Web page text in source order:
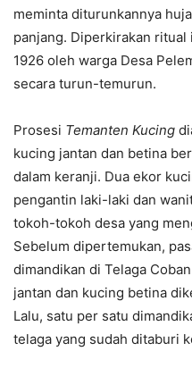
meminta diturunkannya
panjang. Diperkirakan
1926 oleh warga Desa
secara turun-temurun.
Prosesi Temanten Kucing
kucing jantan dan betina
dalam keranji. Dua ekor
pengantin laki-laki dan
tokoh-tokoh desa yang
Sebelum dipertemukan,
dimandikan di Telaga
jantan dan kucing betina
Lalu, satu per satu
telaga yang sudah ditaburi